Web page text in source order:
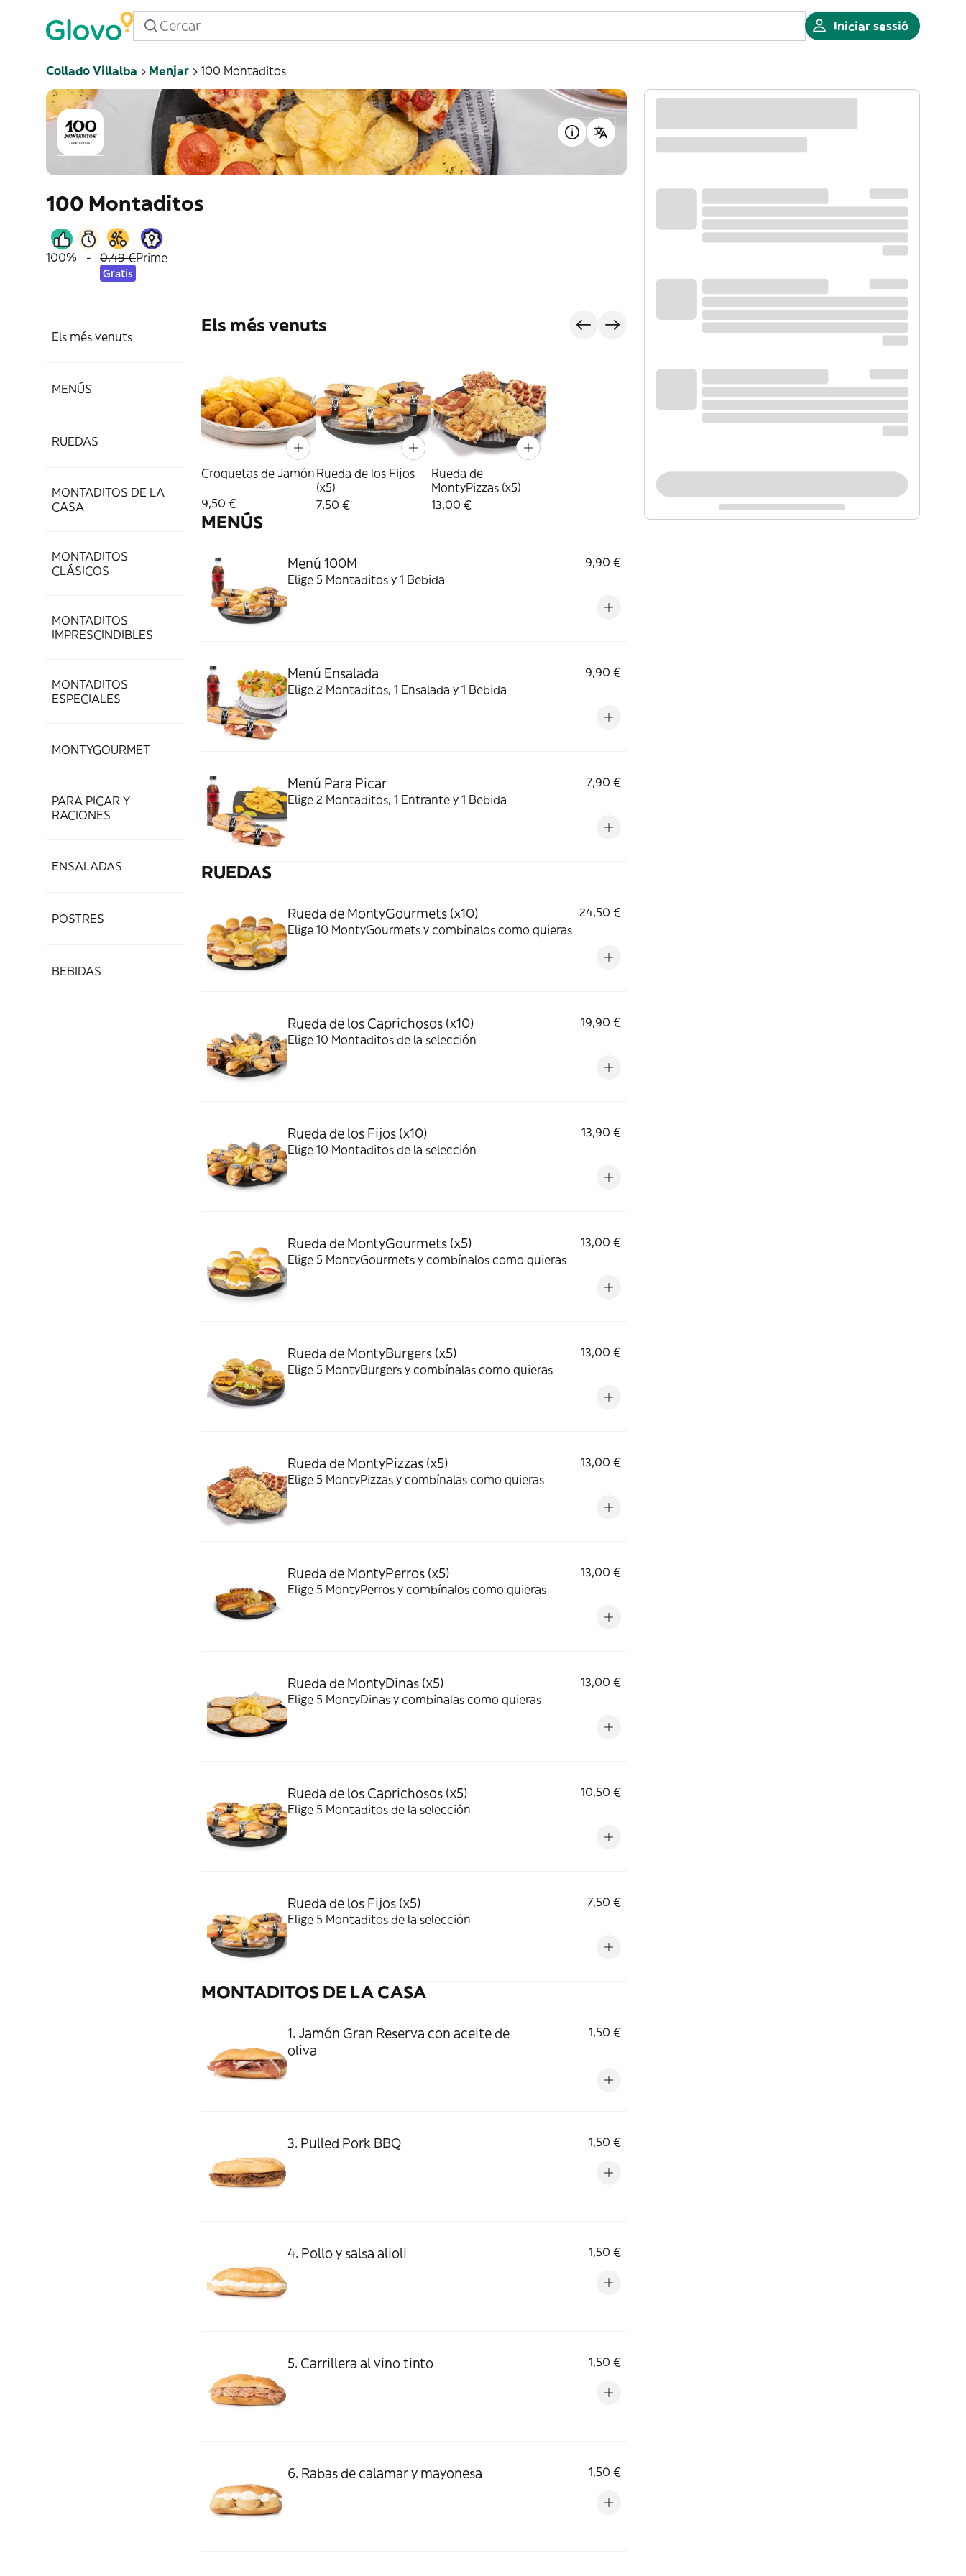
Iniciar sessió
Collado Villalba Menjar 100 Montaditos
100 Montaditos
100% - 0,49 €
Gratis
Prime
Els més venuts
MENÚS
RUEDAS
MONTADITOS DE LA
CASA
MONTADITOS
CLÁSICOS
MONTADITOS
IMPRESCINDIBLES
MONTADITOS
ESPECIALES
MONTYGOURMET
PARA PICAR Y
RACIONES
ENSALADAS
POSTRES
BEBIDAS
Els més venuts
Croquetas de Jamón
9,50 €
Rueda de los Fijos
(x5)
7,50 €
Rueda de
MontyPizzas (x5)
13,00 €
MENÚS
Menú 100M
9,90 €
Elige 5 Montaditos y 1 Bebida
Menú Ensalada
9,90 €
Elige 2 Montaditos, 1 Ensalada y 1 Bebida
Menú Para Picar
7,90 €
Elige 2 Montaditos, 1 Entrante y 1 Bebida
RUEDAS
Rueda de MontyGourmets (x10)
24,50 €
Elige 10 MontyGourmets y combínalos como quieras
Rueda de los Caprichosos (x10)
19,90 €
Elige 10 Montaditos de la selección
Rueda de los Fijos (x10)
13,90 €
Elige 10 Montaditos de la selección
Rueda de MontyGourmets (x5)
13,00 €
Elige 5 MontyGourmets y combínalos como quieras
Rueda de MontyBurgers (x5)
13,00 €
Elige 5 MontyBurgers y combínalas como quieras
Rueda de MontyPizzas (x5)
13,00 €
Elige 5 MontyPizzas y combínalas como quieras
Rueda de MontyPerros (x5)
13,00 €
Elige 5 MontyPerros y combínalos como quieras
Rueda de MontyDinas (x5)
13,00 €
Elige 5 MontyDinas y combínalas como quieras
Rueda de los Caprichosos (x5)
10,50 €
Elige 5 Montaditos de la selección
Rueda de los Fijos (x5)
7,50 €
Elige 5 Montaditos de la selección
MONTADITOS DE LA CASA
1. Jamón Gran Reserva con aceite de
oliva
1,50 €
3. Pulled Pork BBQ 1,50 €
4. Pollo y salsa alioli 1,50 €
5. Carrillera al vino tinto 1,50 €
6. Rabas de calamar y mayonesa 1,50 €